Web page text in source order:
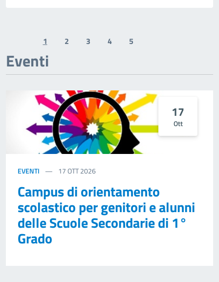
Previous page
1 2 3 4 5
Eventi
17
Ott
EVENTI 17OTT 2026
Campus di orientamento
scolastico per genitori e alunni
delle Scuole Secondarie di 1°
Grado